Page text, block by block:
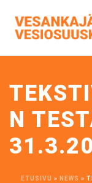
N
ETUSIVU » NEWS »